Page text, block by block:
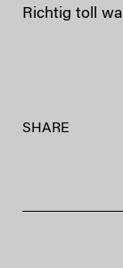
Richtig toll
SHARE